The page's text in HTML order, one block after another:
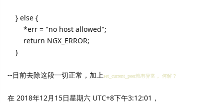
} else {
*err = "no host allowed";
return NGX_ERROR;
}
--目前去除这段一切正常，加上set_current_peer就有异常， 何解？
在 2018年12月15日星期六 UTC+8下午3:12:01，